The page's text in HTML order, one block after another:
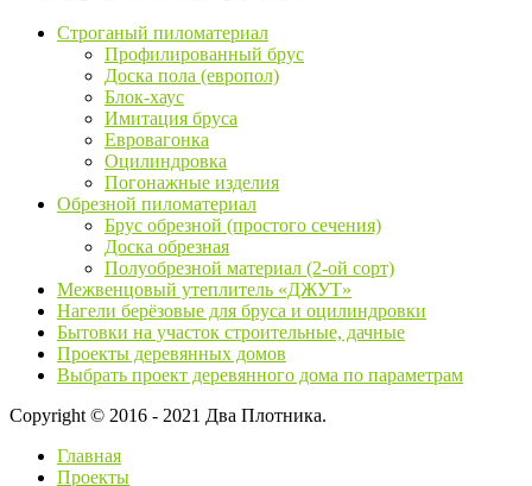
Строганый пиломатериал
Профилированный брус
Доска пола (европол)
Блок-хаус
Имитация бруса
Евровагонка
Оцилиндровка
Погонажные изделия
Обрезной пиломатериал
Брус обрезной (простого сечения)
Доска обрезная
Полуобрезной материал (2-ой сорт)
Межвенцовый утеплитель «ДЖУТ»
Нагели берёзовые для бруса и оцилиндровки
Бытовки на участок строительные, дачные
Проекты деревянных домов
Выбрать проект деревянного дома по параметрам
Copyright © 2016 - 2021 Два Плотника.
Главная
Проекты